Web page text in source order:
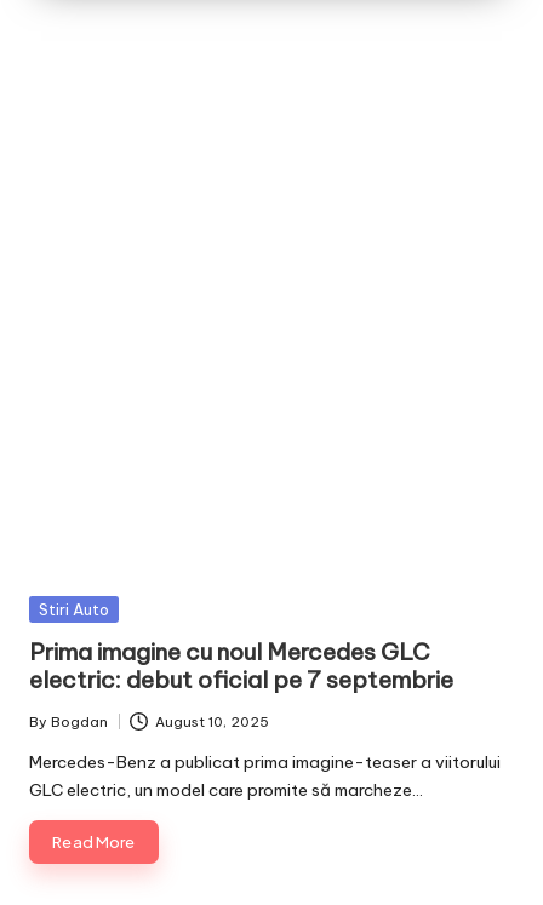
Posted
Stiri Auto
Prima imagine cu noul Mercedes GLC
electric: debut oficial pe 7 septembrie
Posted
by
By Bogdan August 10, 2025
Mercedes-Benz a publicat prima imagine-teaser a viitorului
GLC electric, un model care promite să marcheze…
Read More